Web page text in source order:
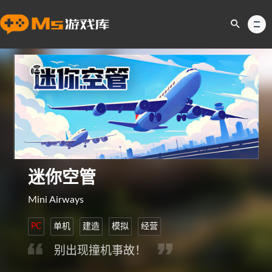
迷你空管
Mini Airways
PC 单机 建造 模拟 经营
别出现撞机事故！